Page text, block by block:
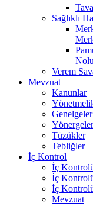
Sağlıklı
Verem
Mevzuat
Kanunlar
Genelgeler
Yönergeler
Tüzükler
Tebliğler
İç Kontrol
İç
İç
İç
Mevzuat